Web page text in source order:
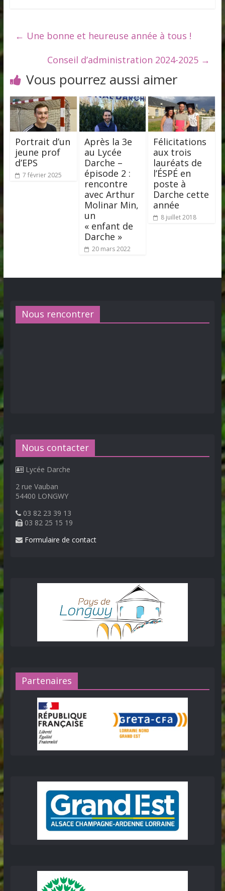
← Une bonne et heureuse année à tous !
Conseil d’administration 2024-2025 →
Vous pourrez aussi aimer
Portrait d’un
jeune prof
d’EPS
7 février 2025
Après la 3e
au Lycée
Darche –
épisode 2 :
rencontre
avec Arthur
Molinar Min,
un
« enfant de
Darche »
20 mars 2022
Félicitations
aux trois
lauréats de
l’ÉSPÉ en
poste à
Darche cette
année
8 juillet 2018
Nous rencontrer
Nous contacter
Lycée Darche
2 rue Vauban
54400 LONGWY
03 82 23 39 13
03 82 25 15 19
Formulaire de contact
Partenaires